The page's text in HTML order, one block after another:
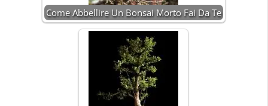
Come Abbellire Un Bonsai Morto Fai Da Te